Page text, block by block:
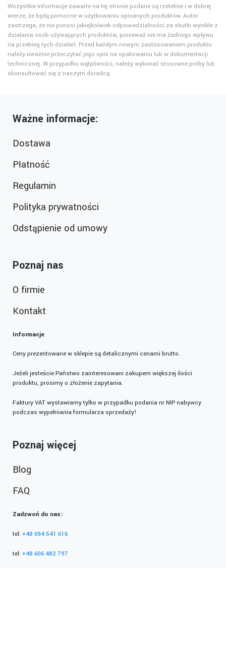
Wszystkie informacje zawarte na tej stronie podane są rzetelnie i w dobrej
wierze, że będą pomocne w użytkowaniu opisanych produktów. Autor
zastrzega, że nie ponosi jakiejkolwiek odpowiedzialności za skutki wynikłe z
działania osób używających produktów, ponieważ nie ma żadnego wpływu
na przebieg tych działań. Przed każdym nowym zastosowaniem produktu
należy uważnie przeczytać jego opis na opakowaniu lub w dokumentacji
technicznej. W przypadku wątpliwości, należy wykonać stosowne próby lub
skonsultować się z naszym doradcą.
Ważne informacje:
Dostawa
Płatność
Regulamin
Polityka prywatności
Odstąpienie od umowy
Poznaj nas
O firmie
Kontakt
Informacje
Ceny prezentowane w sklepie są detalicznymi cenami brutto.
Jeżeli jesteście Państwo zainteresowani zakupem większej ilości
produktu, prosimy o złożenie zapytania.
Faktury VAT wystawiamy tylko w przypadku podania nr NIP nabywcy
podczas wypełniania formularza sprzedaży!
Poznaj więcej
Blog
FAQ
Zadzwoń do nas:
tel: +48 694 541 616
tel: +48 606 482 797